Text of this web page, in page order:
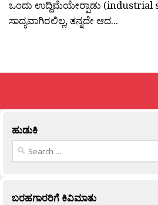
ಒಂದು ಉದ್ದಿಮೆಯೇರ‍್ಪಾಡು (industrial
ಸಾದ್ಯವಾಗಿರಲಿಲ್ಲ, ತನ್ನದೇ ಆದ...
ಹುಡುಕಿ
Search
ಬರಹಗಾರರಿಗೆ ಕಿವಿಮಾತು